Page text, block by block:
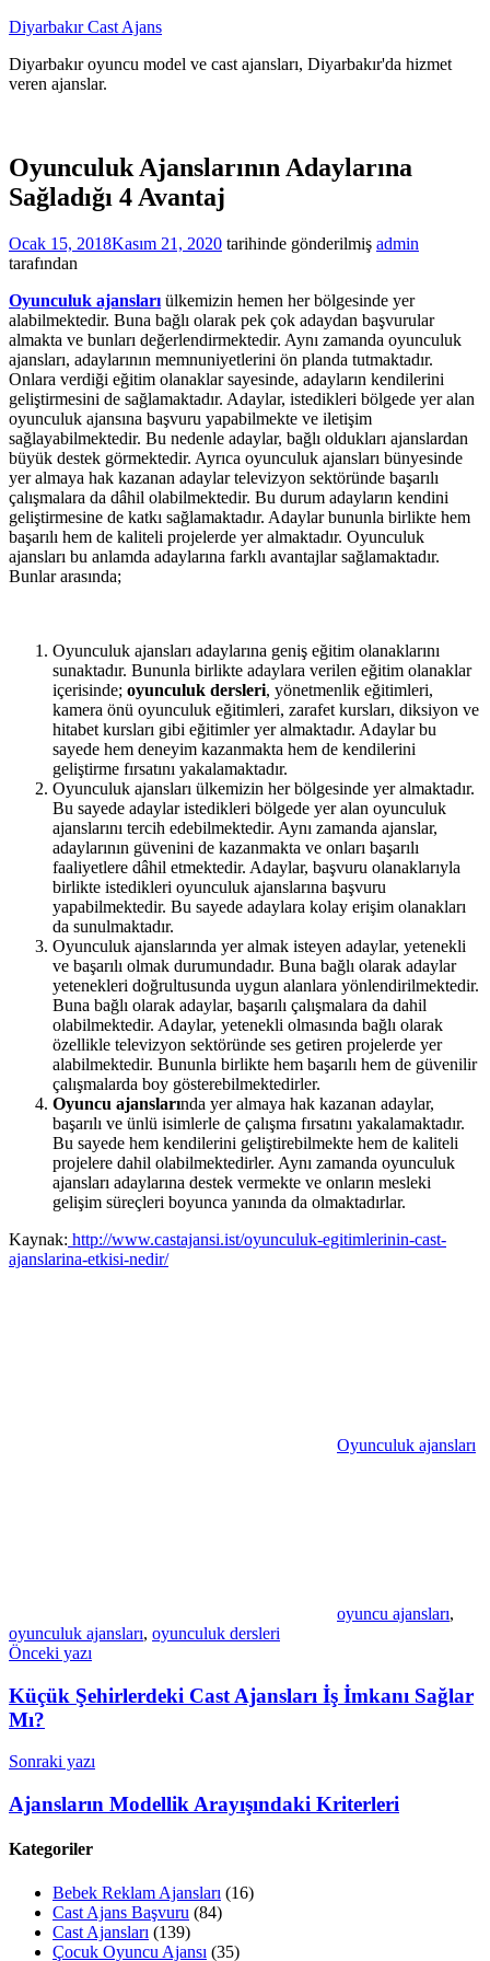
İçeriğe
Diyarbakır Cast Ajans
Diyarbakır oyuncu model ve cast ajansları, Diyarbakır'da hizmet
veren ajanslar.
Oyunculuk Ajanslarının Adaylarına
Sağladığı 4 Avantaj
Ocak 15, 2018Kasım 21, 2020 tarihinde gönderilmiş admin
tarafından
Oyunculuk ajansları ülkemizin hemen her bölgesinde yer
alabilmektedir. Buna bağlı olarak pek çok adaydan başvurular
almakta ve bunları değerlendirmektedir. Aynı zamanda oyunculuk
ajansları, adaylarının memnuniyetlerini ön planda tutmaktadır.
Onlara verdiği eğitim olanaklar sayesinde, adayların kendilerini
geliştirmesini de sağlamaktadır. Adaylar, istedikleri bölgede yer alan
oyunculuk ajansına başvuru yapabilmekte ve iletişim
sağlayabilmektedir. Bu nedenle adaylar, bağlı oldukları ajanslardan
büyük destek görmektedir. Ayrıca oyunculuk ajansları bünyesinde
yer almaya hak kazanan adaylar televizyon sektöründe başarılı
çalışmalara da dâhil olabilmektedir. Bu durum adayların kendini
geliştirmesine de katkı sağlamaktadır. Adaylar bununla birlikte hem
başarılı hem de kaliteli projelerde yer almaktadır. Oyunculuk
ajansları bu anlamda adaylarına farklı avantajlar sağlamaktadır.
Bunlar arasında;
Oyunculuk ajansları adaylarına geniş eğitim olanaklarını
sunaktadır. Bununla birlikte adaylara verilen eğitim olanaklar
içerisinde; oyunculuk dersleri, yönetmenlik eğitimleri,
kamera önü oyunculuk eğitimleri, zarafet kursları, diksiyon ve
hitabet kursları gibi eğitimler yer almaktadır. Adaylar bu
sayede hem deneyim kazanmakta hem de kendilerini
geliştirme fırsatını yakalamaktadır.
Oyunculuk ajansları ülkemizin her bölgesinde yer almaktadır.
Bu sayede adaylar istedikleri bölgede yer alan oyunculuk
ajanslarını tercih edebilmektedir. Aynı zamanda ajanslar,
adaylarının güvenini de kazanmakta ve onları başarılı
faaliyetlere dâhil etmektedir. Adaylar, başvuru olanaklarıyla
birlikte istedikleri oyunculuk ajanslarına başvuru
yapabilmektedir. Bu sayede adaylara kolay erişim olanakları
da sunulmaktadır.
Oyunculuk ajanslarında yer almak isteyen adaylar, yetenekli
ve başarılı olmak durumundadır. Buna bağlı olarak adaylar
yetenekleri doğrultusunda uygun alanlara yönlendirilmektedir.
Buna bağlı olarak adaylar, başarılı çalışmalara da dahil
olabilmektedir. Adaylar, yetenekli olmasında bağlı olarak
özellikle televizyon sektöründe ses getiren projelerde yer
alabilmektedir. Bununla birlikte hem başarılı hem de güvenilir
çalışmalarda boy gösterebilmektedirler.
Oyuncu ajanslarında yer almaya hak kazanan adaylar,
başarılı ve ünlü isimlerle de çalışma fırsatını yakalamaktadır.
Bu sayede hem kendilerini geliştirebilmekte hem de kaliteli
projelere dahil olabilmektedirler. Aynı zamanda oyunculuk
ajansları adaylarına destek vermekte ve onların mesleki
gelişim süreçleri boyunca yanında da olmaktadırlar.
Kaynak: http://www.castajansi.ist/oyunculuk-egitimlerinin-cast-
ajanslarina-etkisi-nedir/
Oyunculuk ajansları
oyuncu ajansları,
oyunculuk ajansları, oyunculuk dersleri
Yazı
gezinmesi
Önceki yazı
Küçük Şehirlerdeki Cast Ajansları İş İmkanı Sağlar
Mı?
Sonraki yazı
Ajansların Modellik Arayışındaki Kriterleri
Kategoriler
Bebek Reklam Ajansları (16)
Cast Ajans Başvuru (84)
Cast Ajansları (139)
Çocuk Oyuncu Ajansı (35)